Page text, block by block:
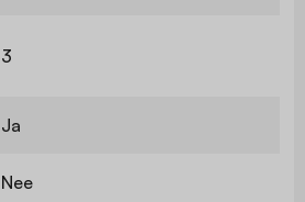
3
Ja
Nee